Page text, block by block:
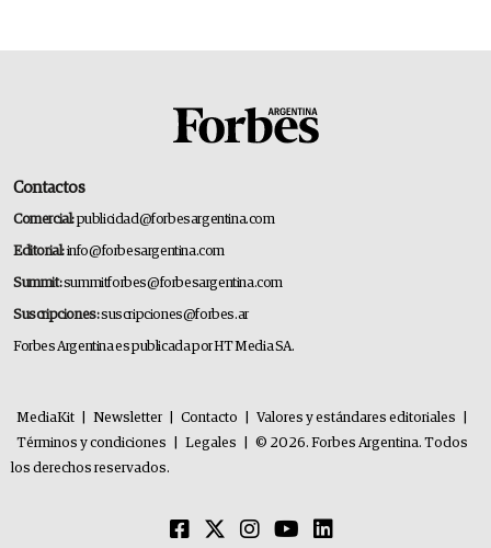
Contactos
Comercial:publicidad@forbesargentina.com
Editorial:info@forbesargentina.com
Summit:summitforbes@forbesargentina.com
Suscripciones:suscripciones@forbes.ar
Forbes Argentina es publicada por HT Media SA.
MediaKit Newsletter Contacto Valores y estándares editoriales
Términos y condiciones
Legales
© 2026. Forbes Argentina. Todos
los derechos reservados.